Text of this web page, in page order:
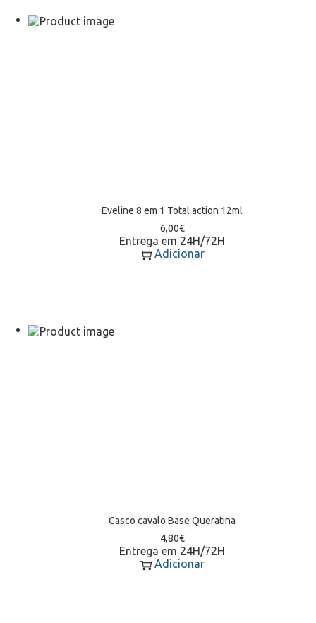
Eveline 8 em 1 Total action 12ml
6,00€
Entrega em 24H/72H
Adicionar
Casco cavalo Base Queratina
4,80€
Entrega em 24H/72H
Adicionar